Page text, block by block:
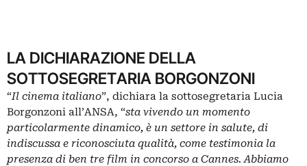
LA DICHIARAZIONE DELLA
SOTTOSEGRETARIA BORGONZONI
“Il cinema italiano”, dichiara la sottosegretaria Lucia
Borgonzoni all’ANSA, “sta vivendo un momento
particolarmente dinamico, è un settore in salute, di
indiscussa e riconosciuta qualità, come testimonia la
presenza di ben tre film in concorso a Cannes. Abbiamo